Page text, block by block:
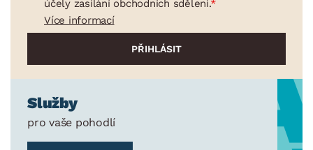
Ukládání a organizace
Drobné bytové doplňky
Velikonoce
Sedací soupravy a pohovky
Sestavy a stěny
Drobný nábytek
Spotřebiče
BARVA
účely zasílání obchodních sdělení.
Více informací
Služby
pro vaše pohodlí